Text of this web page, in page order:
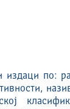
по: